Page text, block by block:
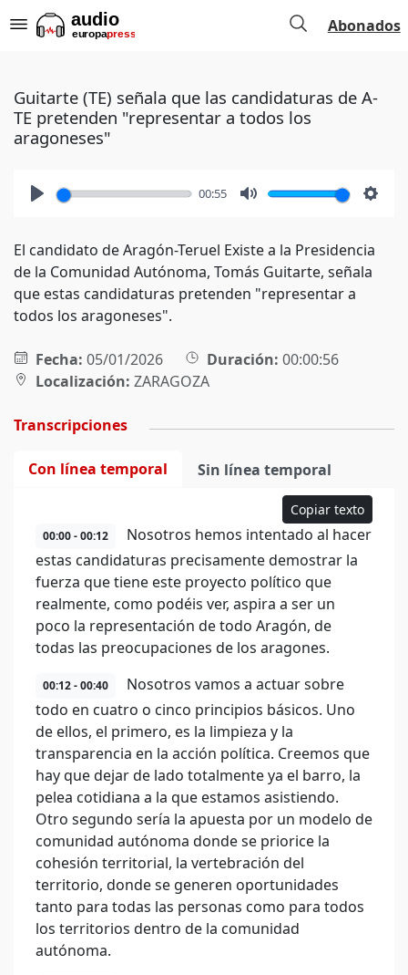
Abonados
Guitarte (TE) señala que las candidaturas de A-
TE pretenden "representar a todos los
aragoneses"
00:55
El candidato de Aragón-Teruel Existe a la Presidencia
de la Comunidad Autónoma, Tomás Guitarte, señala
que estas candidaturas pretenden "representar a
todos los aragoneses".
Fecha: 05/01/2026 Duración: 00:00:56
Localización: ZARAGOZA
Transcripciones
Con línea temporal Sin línea temporal
Copiar texto
00:00 - 00:12
Nosotros hemos intentado al hacer
estas candidaturas precisamente demostrar la
fuerza que tiene este proyecto político que
realmente, como podéis ver, aspira a ser un
poco la representación de todo Aragón, de
todas las preocupaciones de los aragones.
00:12 - 00:40
Nosotros vamos a actuar sobre
todo en cuatro o cinco principios básicos. Uno
de ellos, el primero, es la limpieza y la
transparencia en la acción política. Creemos que
hay que dejar de lado totalmente ya el barro, la
pelea cotidiana a la que estamos asistiendo.
Otro segundo sería la apuesta por un modelo de
comunidad autónoma donde se priorice la
cohesión territorial, la vertebración del
territorio, donde se generen oportunidades
tanto para todas las personas como para todos
los territorios dentro de la comunidad
autónoma.